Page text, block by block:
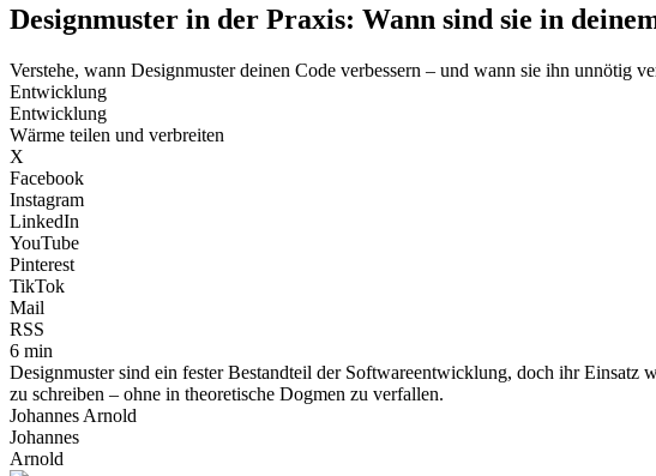
Designmuster in der Praxis: Wann sind sie in
Verstehe, wann Designmuster deinen Code verbessern – und wann sie ihn unnötig
Entwicklung
Entwicklung
Wärme teilen und verbreiten
X
Facebook
Instagram
LinkedIn
YouTube
Pinterest
TikTok
Mail
RSS
6 min
Designmuster sind ein fester Bestandteil der Softwareentwicklung, doch ihr
zu schreiben – ohne in theoretische Dogmen zu verfallen.
Johannes Arnold
Johannes
Arnold